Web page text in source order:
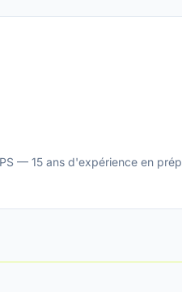
— 15 ans d'expérience en